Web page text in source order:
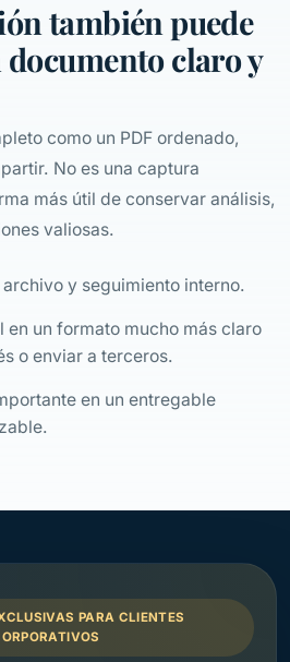
también puede
claro y
como un PDF ordenado,
No es una captura
más útil de conservar análisis,
valiosas.
y seguimiento interno.
en un formato mucho más claro
o enviar a terceros.
en un entregable
PARA CLIENTES